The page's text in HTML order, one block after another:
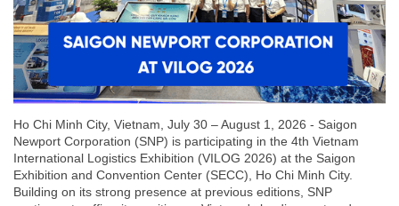
Ho Chi Minh City, Vietnam, July 30 – August 1, 2026 - Saigon
Newport Corporation (SNP) is participating in the 4th Vietnam
International Logistics Exhibition (VILOG 2026) at the Saigon
Exhibition and Convention Center (SECC), Ho Chi Minh City.
Building on its strong presence at previous editions, SNP